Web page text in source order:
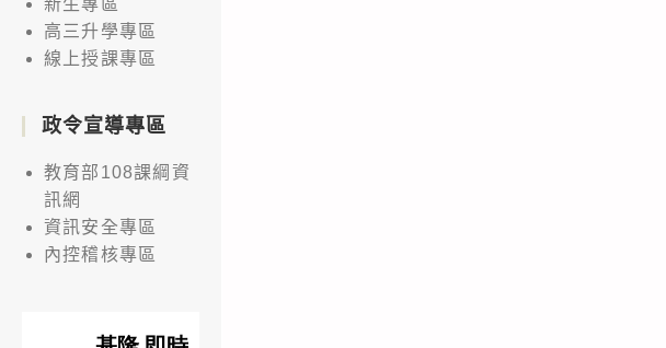
新生專區
高三升學專區
線上授課專區
政令宣導專區
教育部108課綱資
訊網
資訊安全專區
內控稽核專區